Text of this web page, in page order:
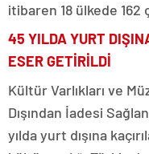
itibaren 18 ülkede 162
45 YILDA YURT
ESER GETİRİLDİ
Kültür Varlıkları ve
Dışından İadesi
yılda yurt dışına